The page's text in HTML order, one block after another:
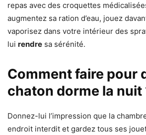
repas avec des croquettes
augmentez sa ration d’eau, jouez
vaporisez dans votre intérieur des
lui rendre sa sérénité.
Comment faire pour
chaton dorme la nuit
Donnez-lui l’impression que la
endroit interdit et gardez tous ses